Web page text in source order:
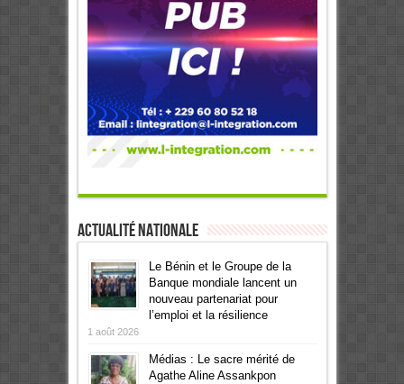
Actualité Nationale
Le Bénin et le Groupe de la
Banque mondiale lancent un
nouveau partenariat pour
l’emploi et la résilience
1 août 2026
Médias : Le sacre mérité de
Agathe Aline Assankpon